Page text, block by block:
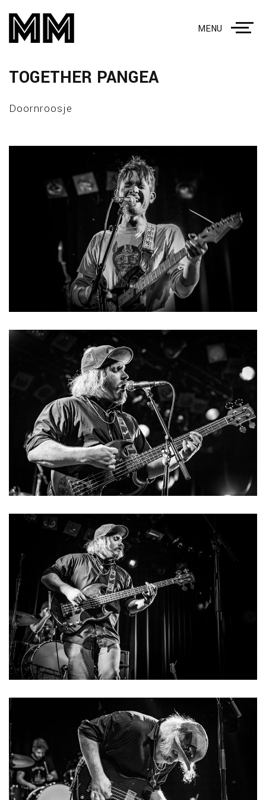
MENU
TOGETHER PANGEA
Doornroosje